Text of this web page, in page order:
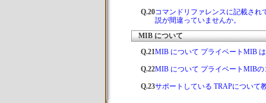
Q.20コマンドリファレンスに記載され
説が間違っていませんか。
MIB について
Q.21MIB について プライベートMIB
Q.22MIB について プライベートMIB
Q.23サポートしている TRAPについて